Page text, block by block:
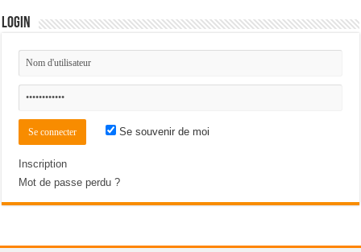
Login
Se souvenir de moi
Inscription
Mot de passe perdu ?